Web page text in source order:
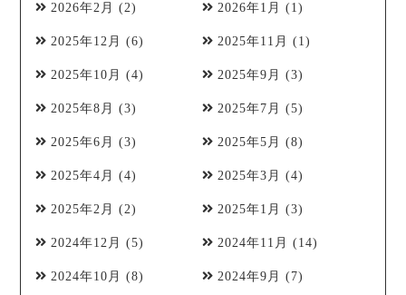
2026年2月 (2) 2026年1月 (1)
2025年12月 (6) 2025年11月 (1)
2025年10月 (4) 2025年9月 (3)
2025年8月 (3) 2025年7月 (5)
2025年6月 (3) 2025年5月 (8)
2025年4月 (4) 2025年3月 (4)
2025年2月 (2) 2025年1月 (3)
2024年12月 (5) 2024年11月 (14)
2024年10月 (8) 2024年9月 (7)